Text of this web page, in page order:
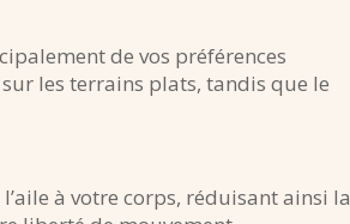
de vos préférences
les terrains plats, tandis que le
à votre corps, réduisant ainsi la